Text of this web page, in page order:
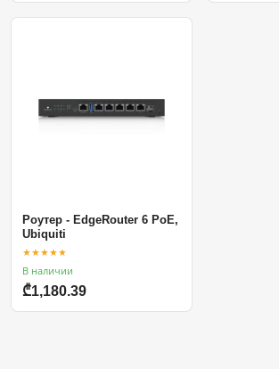
Роутер - EdgeRouter 6 PoE,
Ubiquiti
★★★★★
В наличии
₾1,180.39